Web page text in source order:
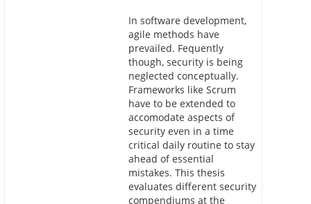
In software development,
agile methods have
prevailed. Fequently
though, security is being
neglected conceptually.
Frameworks like Scrum
have to be extended to
accomodate aspects of
security even in a time
critical daily routine to stay
ahead of essential
mistakes. This thesis
evaluates different security
compendiums at the